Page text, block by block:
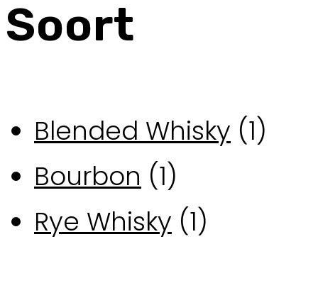
Soort
Blended Whisky (1)
Bourbon (1)
Rye Whisky (1)